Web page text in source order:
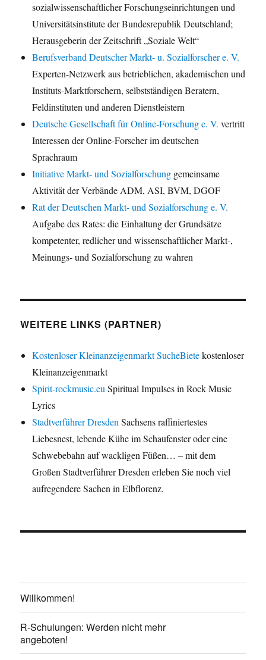
sozialwissenschaftlicher Forschungseinrichtungen und
Universitätsinstitute der Bundesrepublik Deutschland;
Herausgeberin der Zeitschrift „Soziale Welt“
Berufsverband Deutscher Markt- u. Sozialforscher e. V.
Experten-Netzwerk aus betrieblichen, akademischen und
Instituts-Marktforschern, selbstständigen Beratern,
Feldinstituten und anderen Dienstleistern
Deutsche Gesellschaft für Online-Forschung e. V. vertritt
Interessen der Online-Forscher im deutschen
Sprachraum
Initiative Markt- und Sozialforschung gemeinsame
Aktivität der Verbände ADM, ASI, BVM, DGOF
Rat der Deutschen Markt- und Sozialforschung e. V.
Aufgabe des Rates: die Einhaltung der Grundsätze
kompetenter, redlicher und wissenschaftlicher Markt-,
Meinungs- und Sozialforschung zu wahren
WEITERE LINKS (PARTNER)
Kostenloser Kleinanzeigenmarkt SucheBietekostenloser
Kleinanzeigenmarkt
Spirit-rockmusic.eu Spiritual Impulses in Rock Music
Lyrics
Stadtverführer Dresden Sachsens raffiniertestes
Liebesnest, lebende Kühe im Schaufenster oder eine
Schwebebahn auf wackligen Füßen… – mit dem
Großen Stadtverführer Dresden erleben Sie noch viel
aufregendere Sachen in Elbflorenz.
Willkommen!
R-Schulungen: Werden nicht mehr
angeboten!